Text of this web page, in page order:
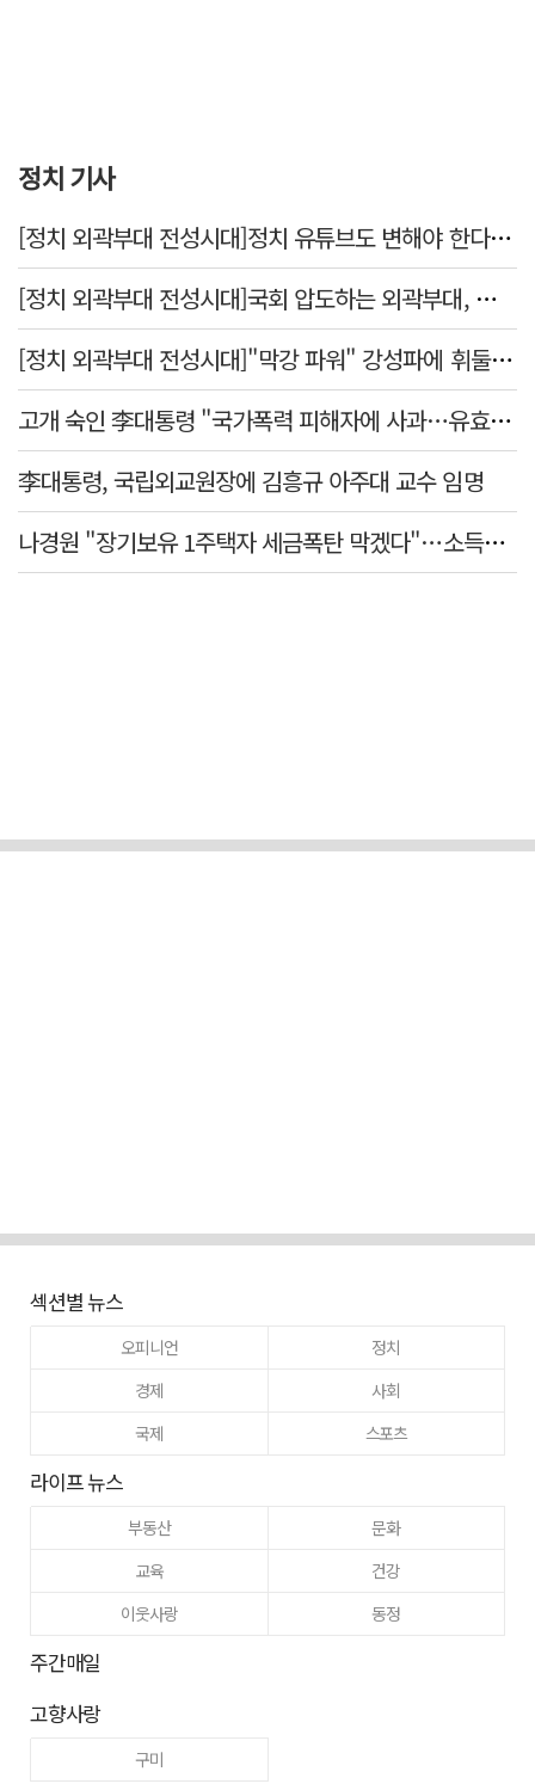
정치 기사
[정치 외곽부대 전성시대]정치 유튜브도 변해야 한다 "화합과 존중"
[정치 외곽부대 전성시대]국회 압도하는 외곽부대, 목소리 왜 커지나?
[정치 외곽부대 전성시대]"막강 파워" 강성파에 휘둘리는 여야 …"이슈 메이킹" 커지는 변방의 북소리
고개 숙인 李대통령 "국가폭력 피해자에 사과…유효기간 없는 책임"
李대통령, 국립외교원장에 김흥규 아주대 교수 임명
나경원 "장기보유 1주택자 세금폭탄 막겠다"…소득세법 개정안 발의
섹션별 뉴스
오피니언
정치
경제
사회
국제
스포츠
라이프 뉴스
부동산
문화
교육
건강
이웃사랑
동정
주간매일
고향사랑
구미